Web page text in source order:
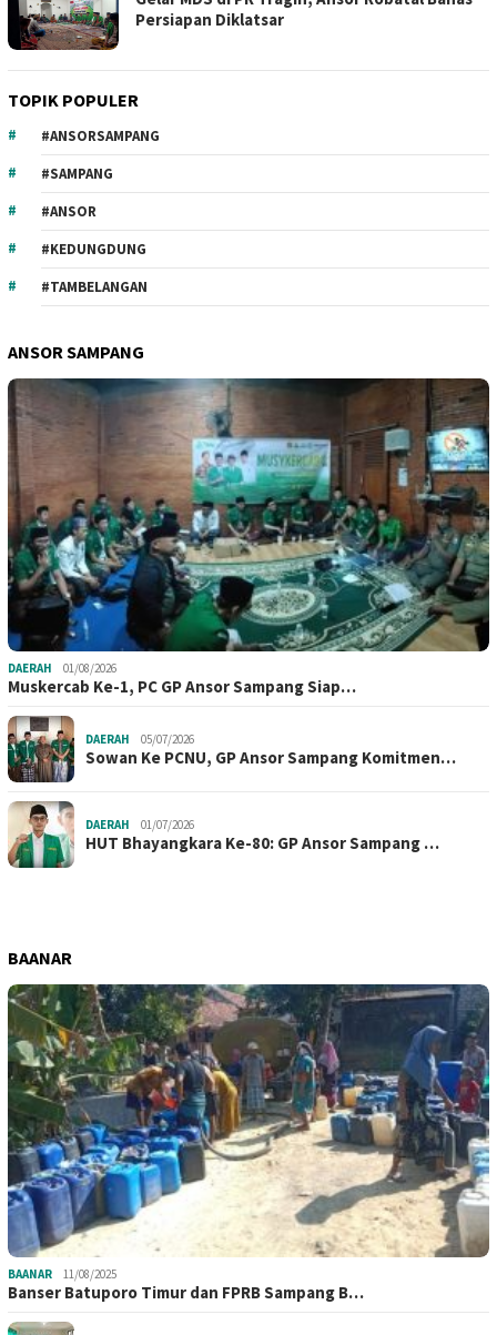
Persiapan Diklatsar
TOPIK POPULER
#ANSORSAMPANG
#SAMPANG
#ANSOR
#KEDUNGDUNG
#TAMBELANGAN
ANSOR SAMPANG
DAERAH 01/08/2026
Muskercab Ke-1, PC GP Ansor Sampang Siap…
DAERAH 05/07/2026
Sowan Ke PCNU, GP Ansor Sampang Komitmen…
DAERAH 01/07/2026
HUT Bhayangkara Ke-80: GP Ansor Sampang …
BAANAR
BAANAR 11/08/2025
Banser Batuporo Timur dan FPRB Sampang B…